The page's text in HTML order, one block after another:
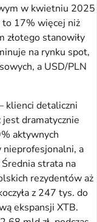
w kwietniu 2025
17% więcej niż
złotego stanowiły
na rynku spot,
a USD/PLN
klienci detaliczni
dramatycznie
aktywnych
a
strata na
rezydentów aż
z 247 tys. do
ekspansji XTB.